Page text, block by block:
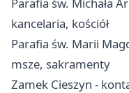
kancelaria, kościół
Parafia św. Marii
msze, sakramenty
Zamek Cieszyn -